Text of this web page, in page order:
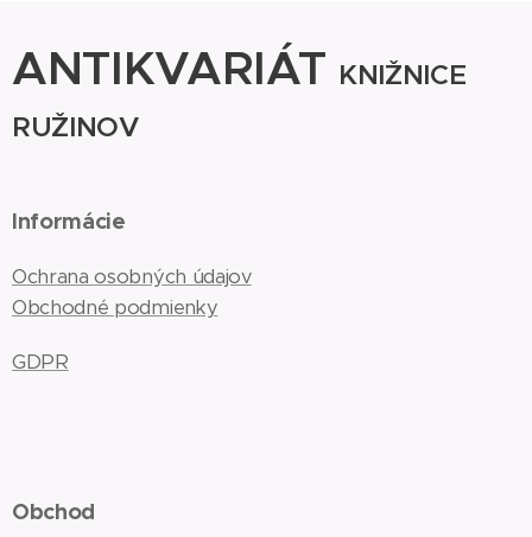
ANTIKVARIÁT KNIŽNICE
RUŽINOV
Informácie
Ochrana osobných údajov
Obchodné podmienky
GDPR
Obchod